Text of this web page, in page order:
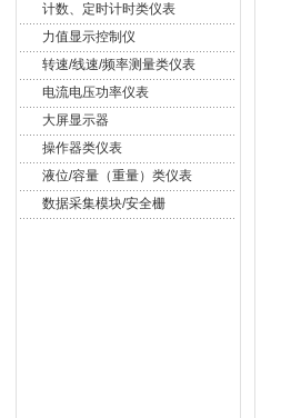
计数、定时计时类仪表
力值显示控制仪
转速/线速/频率测量类仪表
电流电压功率仪表
大屏显示器
操作器类仪表
液位/容量（重量）类仪表
数据采集模块/安全栅